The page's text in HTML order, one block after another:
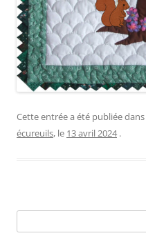
Cette entrée a été publiée dans
écureuils, le 13 avril 2024 .